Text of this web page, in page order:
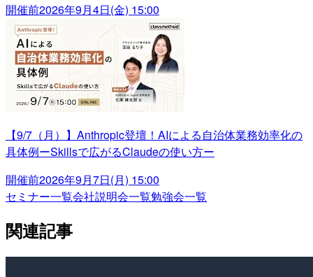
開催前2026年9月4日(金) 15:00
【9/7（月）】Anthropic登壇！AIによる自治体業務効率化の
具体例ーSkillsで広がるClaudeの使い方ー
開催前2026年9月7日(月) 15:00
セミナー一覧会社説明会一覧勉強会一覧
関連記事